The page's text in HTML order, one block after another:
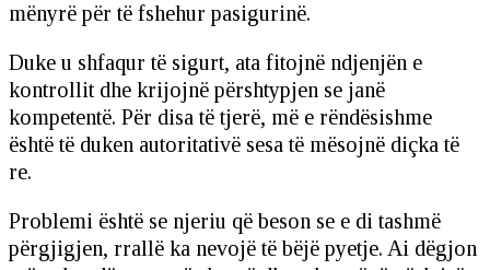
mënyrë për të fshehur pasigurinë.
Duke u shfaqur të sigurt, ata fitojnë ndjenjën e
kontrollit dhe krijojnë përshtypjen se janë
kompetentë. Për disa të tjerë, më e rëndësishme
është të duken autoritativë sesa të mësojnë diçka të
re.
Problemi është se njeriu që beson se e di tashmë
përgjigjen, rrallë ka nevojë të bëjë pyetje. Ai dëgjon